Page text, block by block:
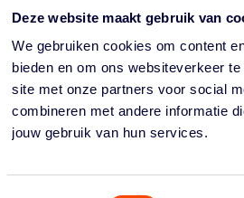
Deze website maakt gebruik van
We gebruiken cookies om content
bieden en om ons websiteverkeer
site met onze partners voor social
combineren met andere informatie
jouw gebruik van hun services.